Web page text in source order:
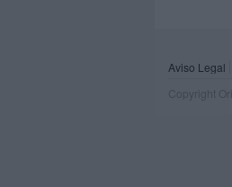
Aviso Legal
Copyright